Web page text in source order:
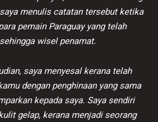
menulis catatan tersebut ketika
pemain Paraguay yang telah
wisel penamat.
saya menyesal kerana telah
dengan penghinaan yang sama
kepada saya. Saya sendiri
gelap, kerana menjadi seorang